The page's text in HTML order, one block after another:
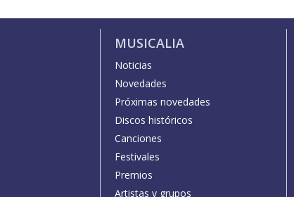
MUSICALIA
Noticias
Novedades
Próximas novedades
Discos históricos
Canciones
Festivales
Premios
Artistas y grupos